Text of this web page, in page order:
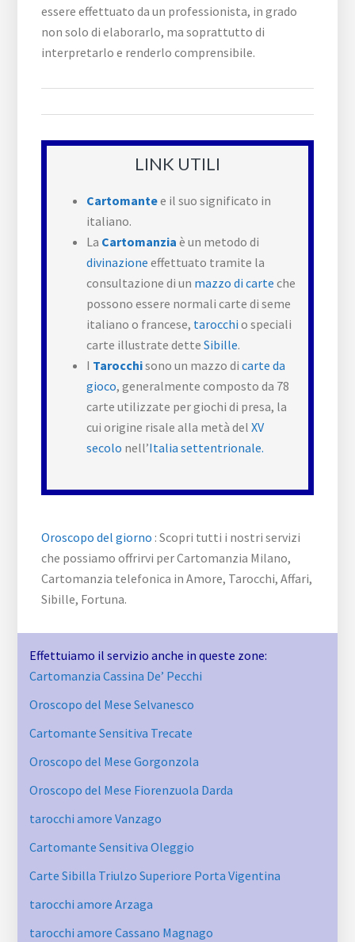
essere effettuato da un professionista, in grado
non solo di elaborarlo, ma soprattutto di
interpretarlo e renderlo comprensibile.
LINK UTILI
Cartomantee il suo significato in
italiano.
La Cartomanzia è un metodo di
divinazione effettuato tramite la
consultazione di un mazzo di carte che
possono essere normali carte di seme
italiano o francese, tarocchi o speciali
carte illustrate detteSibille.
I Tarocchisono un mazzo dicarte da
gioco, generalmente composto da 78
carte utilizzate per giochi di presa, la
cui origine risale alla metà delXV
secolo nell’Italia settentrionale.
Oroscopo del giorno : Scopri tutti i nostri servizi
che possiamo offrirvi per Cartomanzia Milano,
Cartomanzia telefonica in Amore, Tarocchi, Affari,
Sibille, Fortuna.
Effettuiamo il servizio anche in queste zone:
Cartomanzia Cassina De’ Pecchi
Oroscopo del Mese Selvanesco
Cartomante Sensitiva Trecate
Oroscopo del Mese Gorgonzola
Oroscopo del Mese Fiorenzuola Darda
tarocchi amore Vanzago
Cartomante Sensitiva Oleggio
Carte Sibilla Triulzo Superiore Porta Vigentina
tarocchi amore Arzaga
tarocchi amore Cassano Magnago